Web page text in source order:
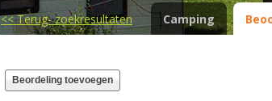
<<Terug- zoekresultaten Camping
Beordeling toevoegen